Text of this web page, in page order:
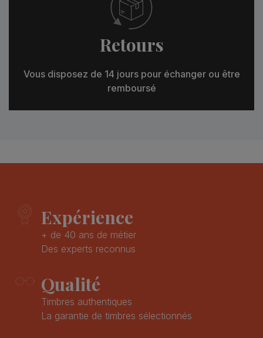
Retours
Vous disposez de 14 jours pour échanger ou être
remboursé
Expérience
+ de 40 ans de métier
Des experts reconnus
Qualité
Timbres authentiques
La garantie de timbres sélectionnés